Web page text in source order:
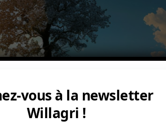
vous à la newsletter
Willagri !